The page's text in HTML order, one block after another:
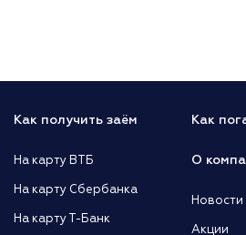
Как получить заём
На карту ВТБ
На карту Сбербанка
На карту Т-Банк
Как
О
Новости
Акции